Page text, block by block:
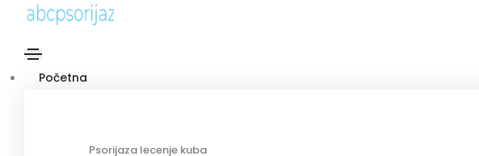
Početna
Psorijaza lecenje kuba